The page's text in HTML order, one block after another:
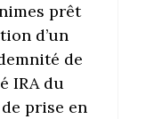
prêt
d’un
de
IRA du
prise en